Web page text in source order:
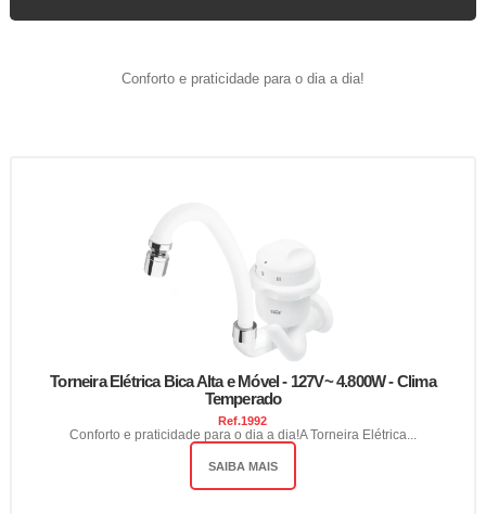
Conforto e praticidade para o dia a dia!
Torneira Elétrica Bica Alta e Móvel - 127V~ 4.800W - Clima
Temperado
Ref.1992
Conforto e praticidade para o dia a dia!A Torneira Elétrica...
SAIBA MAIS